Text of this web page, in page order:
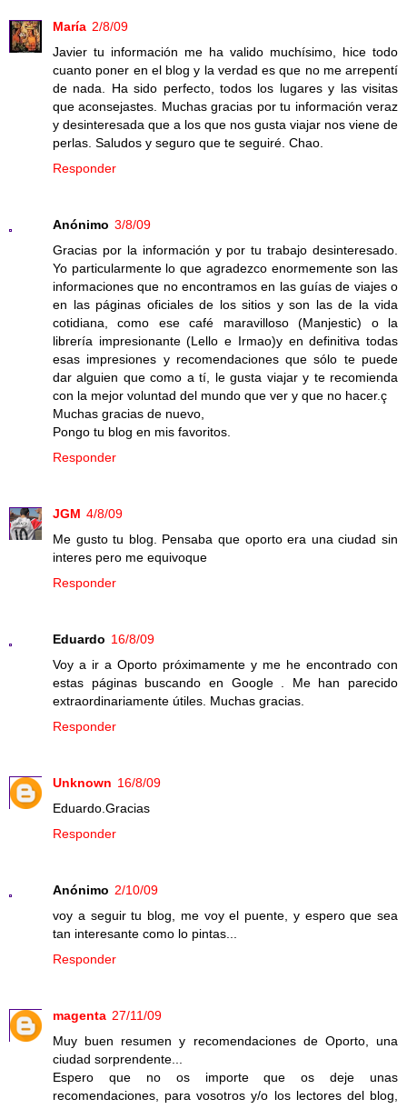
María 2/8/09
Javier tu información me ha valido muchísimo, hice todo
cuanto poner en el blog y la verdad es que no me arrepentí
de nada. Ha sido perfecto, todos los lugares y las visitas
que aconsejastes. Muchas gracias por tu información veraz
y desinteresada que a los que nos gusta viajar nos viene de
perlas. Saludos y seguro que te seguiré. Chao.
Responder
Anónimo 3/8/09
Gracias por la información y por tu trabajo desinteresado.
Yo particularmente lo que agradezco enormemente son las
informaciones que no encontramos en las guías de viajes o
en las páginas oficiales de los sitios y son las de la vida
cotidiana, como ese café maravilloso (Manjestic) o la
librería impresionante (Lello e Irmao)y en definitiva todas
esas impresiones y recomendaciones que sólo te puede
dar alguien que como a tí, le gusta viajar y te recomienda
con la mejor voluntad del mundo que ver y que no hacer.ç
Muchas gracias de nuevo,
Pongo tu blog en mis favoritos.
Responder
JGM 4/8/09
Me gusto tu blog. Pensaba que oporto era una ciudad sin
interes pero me equivoque
Responder
Eduardo 16/8/09
Voy a ir a Oporto próximamente y me he encontrado con
estas páginas buscando en Google . Me han parecido
extraordinariamente útiles. Muchas gracias.
Responder
Unknown 16/8/09
Eduardo.Gracias
Responder
Anónimo 2/10/09
voy a seguir tu blog, me voy el puente, y espero que sea
tan interesante como lo pintas...
Responder
magenta 27/11/09
Muy buen resumen y recomendaciones de Oporto, una
ciudad sorprendente...
Espero que no os importe que os deje unas
recomendaciones, para vosotros y/o los lectores del blog,